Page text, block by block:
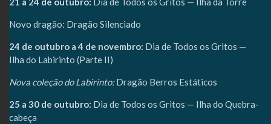
Novo dragão: Dragão Silenciado
24 de outubro a 4 de novembro: Dia de Todos os Gritos —
Ilha do Labirinto (Parte II)
Nova coleção do Labirinto:Dragão Berros Estáticos
25 a 30 de outubro: Dia de Todos os Gritos — Ilha do Quebra-
cabeça